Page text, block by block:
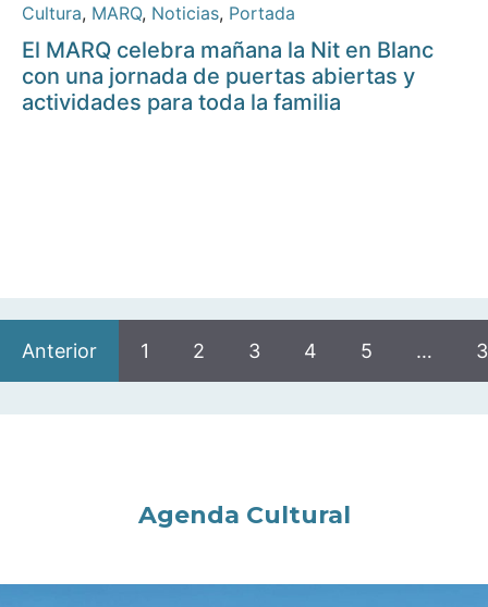
Cultura, MARQ, Noticias, Portada
El MARQ celebra mañana la Nit en Blanc
con una jornada de puertas abiertas y
actividades para toda la familia
Anterior 1 2 3 4 5 …
Agenda Cultural